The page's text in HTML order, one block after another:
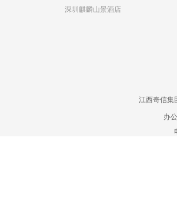
深圳麒麟山景酒店
江西奇信集
办